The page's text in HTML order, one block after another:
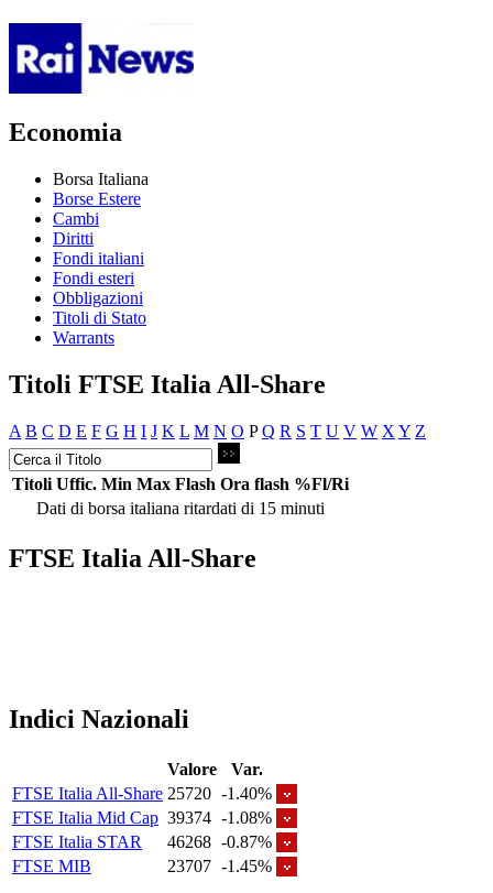
Economia
Borsa Italiana
Borse Estere
Cambi
Diritti
Fondi italiani
Fondi esteri
Obbligazioni
Titoli di Stato
Warrants
Titoli FTSE Italia All-Share
A B C D E F G H I J K L M N O PQ R S T U V W X Y Z
Titoli Uffic. Min Max Flash Ora flash %Fl/Ri
Dati di borsa italiana ritardati di 15 minuti
FTSE Italia All-Share
Indici Nazionali
Valore
Var.
FTSE Italia All-Share 25720 -1.40%
FTSE Italia Mid Cap 39374 -1.08%
FTSE Italia STAR
46268 -0.87%
FTSE MIB
23707 -1.45%